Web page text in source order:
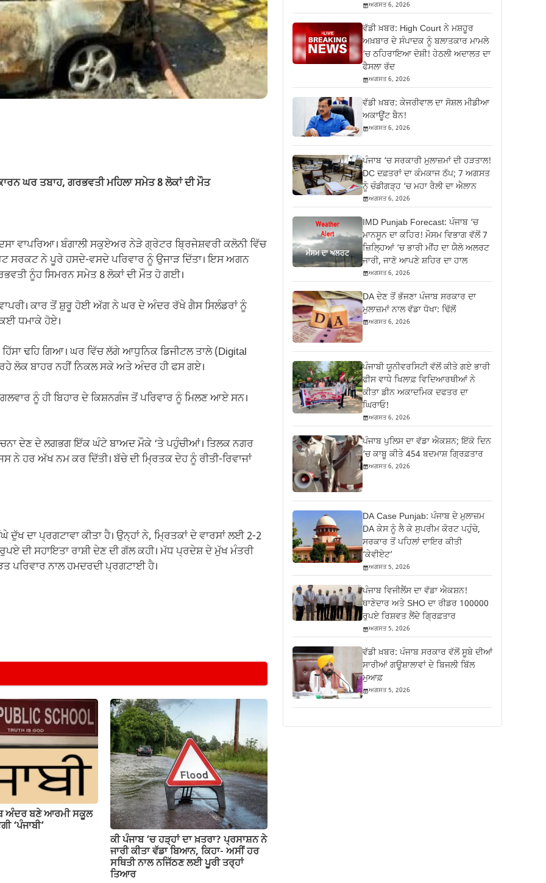
ਘਰ ਤਬਾਹ, ਗਰਭਵਤੀ ਮਹਿਲਾ ਸਮੇਤ 8 ਲੋਕਾਂ ਦੀ ਮੌਤ
ਵਾਪਰਿਆ। ਬੰਗਾਲੀ ਸਕੁਏਅਰ ਨੇੜੇ ਗ੍ਰੇਟਰ ਬ੍ਰਿਜੇਸ਼ਵਰੀ ਕਲੋਨੀ ਵਿੱਚ
ਸਰਕਟ ਨੇ ਪੂਰੇ ਹਸਦੇ-ਵਸਦੇ ਪਰਿਵਾਰ ਨੂੰ ਉਜਾੜ ਦਿੱਤਾ। ਇਸ ਅਗਨ
ਨੂੰਹ ਸਿਮਰਨ ਸਮੇਤ 8 ਲੋਕਾਂ ਦੀ ਮੌਤ ਹੋ ਗਈ।
ਕਾਰ ਤੋਂ ਸ਼ੁਰੂ ਹੋਈ ਅੱਗ ਨੇ ਘਰ ਦੇ ਅੰਦਰ ਰੱਖੇ ਗੈਸ ਸਿਲੰਡਰਾਂ ਨੂੰ
ਧਮਾਕੇ ਹੋਏ।
ਢਹਿ ਗਿਆ। ਘਰ ਵਿੱਚ ਲੱਗੇ ਆਧੁਨਿਕ ਡਿਜੀਟਲ ਤਾਲੇ (Digital
ਲੋਕ ਬਾਹਰ ਨਹੀਂ ਨਿਕਲ ਸਕੇ ਅਤੇ ਅੰਦਰ ਹੀ ਫਸ ਗਏ।
ਨੂੰ ਹੀ ਬਿਹਾਰ ਦੇ ਕਿਸ਼ਨਗੰਜ ਤੋਂ ਪਰਿਵਾਰ ਨੂੰ ਮਿਲਣ ਆਏ ਸਨ।
ਦੇਣ ਦੇ ਲਗਭਗ ਇੱਕ ਘੰਟੇ ਬਾਅਦ ਮੌਕੇ ‘ਤੇ ਪਹੁੰਚੀਆਂ। ਤਿਲਕ ਨਗਰ
ਹਰ ਅੱਖ ਨਮ ਕਰ ਦਿੱਤੀ। ਬੱਚੇ ਦੀ ਮ੍ਰਿਤਕ ਦੇਹ ਨੂੰ ਰੀਤੀ-ਰਿਵਾਜਾਂ
ਦਾ ਪ੍ਰਗਟਾਵਾ ਕੀਤਾ ਹੈ। ਉਨ੍ਹਾਂ ਨੇ, ਮ੍ਰਿਤਕਾਂ ਦੇ ਵਾਰਸਾਂ ਲਈ 2-2
ਦੀ ਸਹਾਇਤਾ ਰਾਸ਼ੀ ਦੇਣ ਦੀ ਗੱਲ ਕਹੀ। ਮੱਧ ਪ੍ਰਦੇਸ਼ ਦੇ ਮੁੱਖ ਮੰਤਰੀ
ਪਰਿਵਾਰ ਨਾਲ ਹਮਦਰਦੀ ਪ੍ਰਗਟਾਈ ਹੈ।
ਅੰਦਰ ਬਣੇ ਆਰਮੀ ਸਕੂਲ
‘ਪੰਜਾਬੀ’
ਕੀ ਪੰਜਾਬ ‘ਚ ਹੜ੍ਹਾਂ ਦਾ ਖ਼ਤਰਾ? ਪ੍ਰਸਾਸ਼ਨ ਨੇ
ਜਾਰੀ ਕੀਤਾ ਵੱਡਾ ਬਿਆਨ, ਕਿਹਾ- ਅਸੀਂ ਹਰ
ਸਥਿਤੀ ਨਾਲ ਨਜਿੱਠਣ ਲਈ ਪੂਰੀ ਤਰ੍ਹਾਂ
ਤਿਆਰ
ਅਗਸਤ 6, 2026
ਵੱਡੀ ਖ਼ਬਰ: High Court ਨੇ ਮਸ਼ਹੂਰ
ਅਖ਼ਬਾਰ ਦੇ ਸੰਪਾਦਕ ਨੂੰ ਬਲਾਤਕਾਰ ਮਾਮਲੇ
‘ਚ ਠਹਿਰਾਇਆ ਦੋਸ਼ੀ! ਹੇਠਲੀ ਅਦਾਲਤ ਦਾ
ਫੈਸਲਾ ਰੱਦ
ਅਗਸਤ 6, 2026
ਵੱਡੀ ਖ਼ਬਰ: ਕੇਜਰੀਵਾਲ ਦਾ ਸੋਸ਼ਲ ਮੀਡੀਆ
ਅਕਾਊਂਟ ਬੈਨ!
ਅਗਸਤ 6, 2026
ਪੰਜਾਬ ‘ਚ ਸਰਕਾਰੀ ਮੁਲਾਜ਼ਮਾਂ ਦੀ ਹੜਤਾਲ!
DC ਦਫ਼ਤਰਾਂ ਦਾ ਕੰਮਕਾਜ ਠੱਪ; 7 ਅਗਸਤ
ਨੂੰ ਚੰਡੀਗੜ੍ਹ ‘ਚ ਮਹਾ ਰੈਲੀ ਦਾ ਐਲਾਨ
ਅਗਸਤ 6, 2026
IMD Punjab Forecast: ਪੰਜਾਬ ‘ਚ
ਮਾਨਸੂਨ ਦਾ ਕਹਿਰ! ਮੌਸਮ ਵਿਭਾਗ ਵੱਲੋਂ 7
ਜ਼ਿਲ੍ਹਿਆਂ ‘ਚ ਭਾਰੀ ਮੀਂਹ ਦਾ ਯੈਲੋ ਅਲਰਟ
ਜਾਰੀ, ਜਾਣੋ ਆਪਣੇ ਸ਼ਹਿਰ ਦਾ ਹਾਲ
ਅਗਸਤ 6, 2026
DA ਦੇਣ‌ ਤੋਂ ਭੱਜਣਾ ਪੰਜਾਬ ਸਰਕਾਰ ਦਾ
ਮੁਲਾਜ਼ਮਾਂ ਨਾਲ ਵੱਡਾ ਧੋਖਾ: ਢਿੱਲੋਂ
ਅਗਸਤ 6, 2026
ਪੰਜਾਬੀ ਯੂਨੀਵਰਸਿਟੀ ਵੱਲੋਂ ਕੀਤੇ ਗਏ ਭਾਰੀ
ਫੀਸ ਵਾਧੇ ਖਿਲਾਫ਼ ਵਿਦਿਆਰਥੀਆਂ ਨੇ
ਕੀਤਾ ਡੀਨ ਅਕਾਦਮਿਕ ਦਫਤਰ ਦਾ
ਘਿਰਾਓ!
ਅਗਸਤ 6, 2026
ਪੰਜਾਬ ਪੁਲਿਸ ਦਾ ਵੱਡਾ ਐਕਸ਼ਨ; ਇੱਕੋ ਦਿਨ
‘ਚ ਕਾਬੂ ਕੀਤੇ 454 ਬਦਮਾਸ਼ ਗ੍ਰਿਫ਼ਤਾਰ
ਅਗਸਤ 6, 2026
DA Case Punjab: ਪੰਜਾਬ ਦੇ ਮੁਲਾਜ਼ਮ
DA ਕੇਸ ਨੂੰ ਲੈ ਕੇ ਸੁਪਰੀਮ ਕੋਰਟ ਪਹੁੰਚੇ,
ਸਰਕਾਰ ਤੋਂ ਪਹਿਲਾਂ ਦਾਇਰ ਕੀਤੀ
‘ਕੇਵੀਏਟ’
ਅਗਸਤ 5, 2026
ਪੰਜਾਬ ਵਿਜੀਲੈਂਸ ਦਾ ਵੱਡਾ ਐਕਸ਼ਨ!
ਥਾਣੇਦਾਰ ਅਤੇ SHO ਦਾ ਰੀਡਰ 100000
ਰੁਪਏ ਰਿਸ਼ਵਤ ਲੈਂਦੇ ਗ੍ਰਿਫ਼ਤਾਰ
ਅਗਸਤ 5, 2026
ਵੱਡੀ ਖ਼ਬਰ: ਪੰਜਾਬ ਸਰਕਾਰ ਵੱਲੋਂ ਸੂਬੇ ਦੀਆਂ
ਸਾਰੀਆਂ ਗਊਸ਼ਾਲਾਵਾਂ ਦੇ ਬਿਜਲੀ ਬਿੱਲ
ਮੁਆਫ਼
ਅਗਸਤ 5, 2026